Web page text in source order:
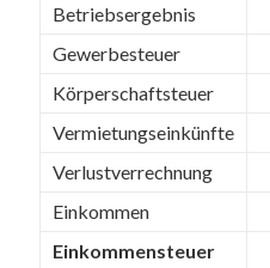
Betriebsergebnis
Gewerbesteuer
Körperschaftsteuer
Vermietungseinkünfte
Verlustverrechnung
Einkommen
Einkommen­steuer